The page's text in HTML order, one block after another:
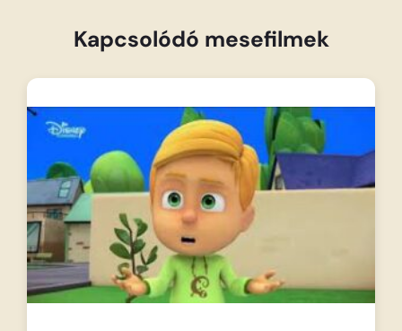
Kapcsolódó mesefilmek